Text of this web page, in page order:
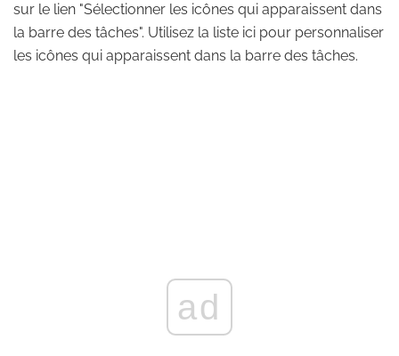
sur le lien "Sélectionner les icônes qui apparaissent dans
la barre des tâches". Utilisez la liste ici pour personnaliser
les icônes qui apparaissent dans la barre des tâches.
ad